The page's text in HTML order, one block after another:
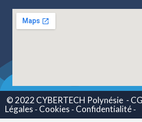
© 2022 CYBERTECH Polynésie -
Légales - Cookies - Confidentialité -